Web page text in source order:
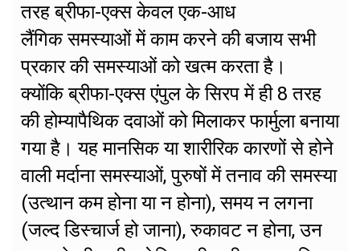
तरह ब्रीफा-एक्स केवल एक-आध
लैंगिक समस्याओं में काम करने की बजाय सभी
प्रकार की समस्याओं को खत्म करता है।
क्योंकि ब्रीफा-एक्स एंपुल के सिरप में ही 8 तरह
की होम्यापैथिक दवाओं को मिलाकर फार्मुला बनाया
गया है। यह मानसिक या शारीरिक कारणों से होने
वाली मर्दाना समस्याओं, पुरुषों में तनाव की समस्या
(उत्थान कम होना या न होना), समय न लगना
(जल्द डिस्चार्ज हो जाना), रुकावट न होना, उन